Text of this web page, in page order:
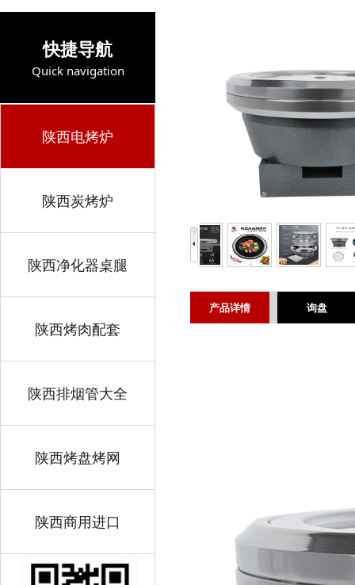
快捷导航
Quick navigation
陕西电烤炉
陕西炭烤炉
陕西净化器桌腿
陕西烤肉配套
陕西排烟管大全
陕西烤盘烤网
陕西商用进口
产品详情 询盘